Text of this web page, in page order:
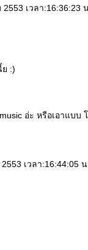
เวลา:16:36:23
ย :)
อ่ะ หรือเอาแบบ
เวลา:16:44:05